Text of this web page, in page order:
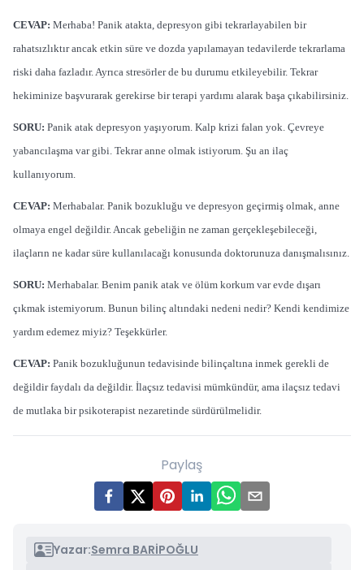
CEVAP: Merhaba! Panik atakta, depresyon gibi tekrarlayabilen bir
rahatsızlıktır ancak etkin süre ve dozda yapılamayan tedavilerde tekrarlama
riski daha fazladır. Ayrıca stresörler de bu durumu etkileyebilir. Tekrar
hekiminize başvurarak gerekirse bir terapi yardımı alarak başa çıkabilirsiniz.
SORU: Panik atak depresyon yaşıyorum. Kalp krizi falan yok. Çevreye
yabancılaşma var gibi. Tekrar anne olmak istiyorum. Şu an ilaç
kullanıyorum.
CEVAP: Merhabalar. Panik bozukluğu ve depres­yon geçirmiş olmak, anne
olmaya engel değildir. An­cak gebeliğin ne zaman gerçekleşebileceği,
ilaçların ne kadar süre kullanılacağı konusunda doktorunuza danışmalısınız.
SORU: Merhabalar. Benim panik atak ve ölüm korkum var evde dışarı
çıkmak istemiyorum. Bunun bilinç altındaki nedeni nedir? Kendi kendimize
yardım edemez miyiz? Te­şekkürler.
CEVAP: Panik bozukluğunun tedavisinde bilin­çaltına inmek gerekli de
değildir faydalı da değildir. İlaçsız tedavisi mümkündür, ama ilaçsız tedavi
de mutlaka bir psikoterapist nezaretinde sürdürülmelidir.
Paylaş
Yazar:Semra BARİPOĞLU